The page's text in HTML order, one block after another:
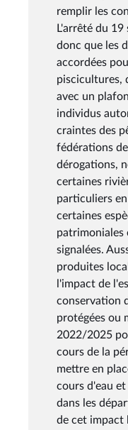
remplir les
L'arrêté du
donc que les
accordées
piscicultures,
avec un
individus
craintes des
fédérations
dérogations,
certaines
particuliers
certaines
patrimoniales
signalées.
produites
l'impact de
conservation
protégées ou
2022/2025
cours de la
mettre en
cours d'eau
dans les
de cet impact